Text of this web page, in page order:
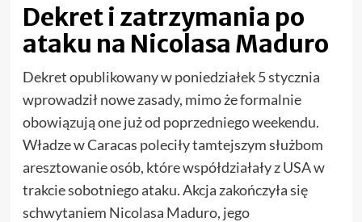
Dekret i zatrzymania po
ataku na Nicolasa Maduro
Dekret opublikowany w poniedziałek 5 stycznia
wprowadził nowe zasady, mimo że formalnie
obowiązują one już od poprzedniego weekendu.
Władze w Caracas poleciły tamtejszym służbom
aresztowanie osób, które współdziałały z USA w
trakcie sobotniego ataku. Akcja zakończyła się
schwytaniem Nicolasa Maduro, jego